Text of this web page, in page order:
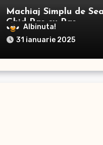
Machiaj Simplu de
Ghid Pas cu Pas
Albinuta!
31 ianuarie 2025